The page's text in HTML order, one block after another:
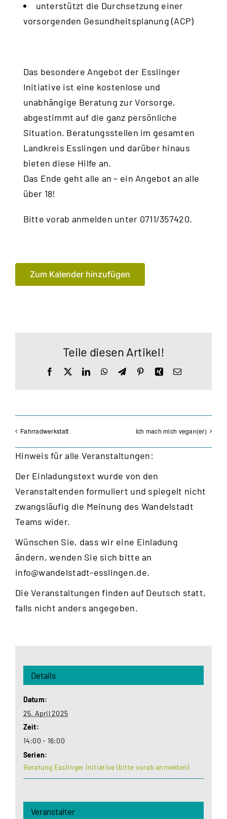
unterstützt die Durchsetzung einer
vorsorgenden Gesundheitsplanung (ACP)
Das besondere Angebot der Esslinger
Initiative ist eine kostenlose und
unabhängige Beratung zur Vorsorge,
abgestimmt auf die ganz persönliche
Situation. Beratungsstellen im gesamten
Landkreis Esslingen und darüber hinaus
bieten diese Hilfe an.
Das Ende geht alle an – ein Angebot an alle
über 18!
Bitte vorab anmelden unter 0711/357420.
Zum Kalender hinzufügen
Teile diesen Artikel!
Facebook LinkedInWhatsApp
TelegramPinterestXingE-
Fahrradwerkstatt Ich mach mich vegan(er)
Hinweis für alle Veranstaltungen:
Der Einladungstext wurde von den
Veranstaltenden formuliert und spiegelt nicht
zwangsläufig die Meinung des Wandelstadt
Teams wider.
Wünschen Sie, dass wir eine Einladung
ändern, wenden Sie sich bitte an
info@wandelstadt-esslingen.de.
Die Veranstaltungen finden auf Deutsch statt,
falls nicht anders angegeben.
Details
Datum:
25. April 2025
Zeit:
14:00 - 16:00
Serien:
Beratung Esslinger Initiative (bitte vorab anmelden)
Veranstalter